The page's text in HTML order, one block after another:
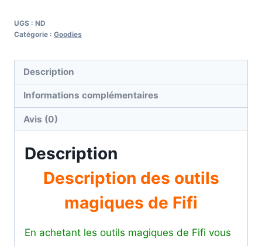
UGS : ND
Catégorie : Goodies
Description
Informations complémentaires
Avis (0)
Description
Description des outils
magiques de Fifi
En achetant les outils magiques de Fifi vous